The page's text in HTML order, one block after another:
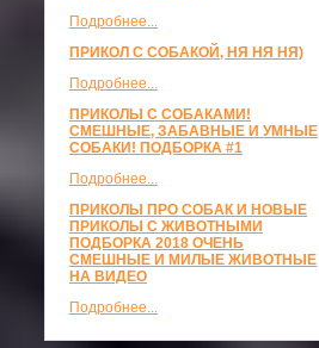
Подробнее...
ПРИКОЛ С СОБАКОЙ, НЯ НЯ НЯ)
Подробнее...
ПРИКОЛЫ С СОБАКАМИ!
СМЕШНЫЕ, ЗАБАВНЫЕ И УМНЫЕ
СОБАКИ! ПОДБОРКА #1
Подробнее...
ПРИКОЛЫ ПРО СОБАК И НОВЫЕ
ПРИКОЛЫ С ЖИВОТНЫМИ
ПОДБОРКА 2018 ОЧЕНЬ
СМЕШНЫЕ И МИЛЫЕ ЖИВОТНЫЕ
НА ВИДЕО
Подробнее...